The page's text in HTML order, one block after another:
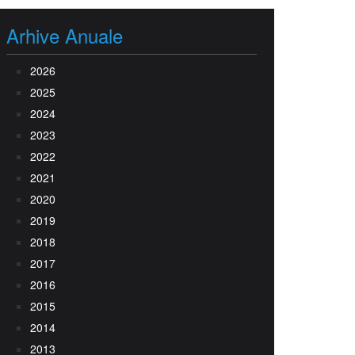
Arhive Anuale
2026
2025
2024
2023
2022
2021
2020
2019
2018
2017
2016
2015
2014
2013